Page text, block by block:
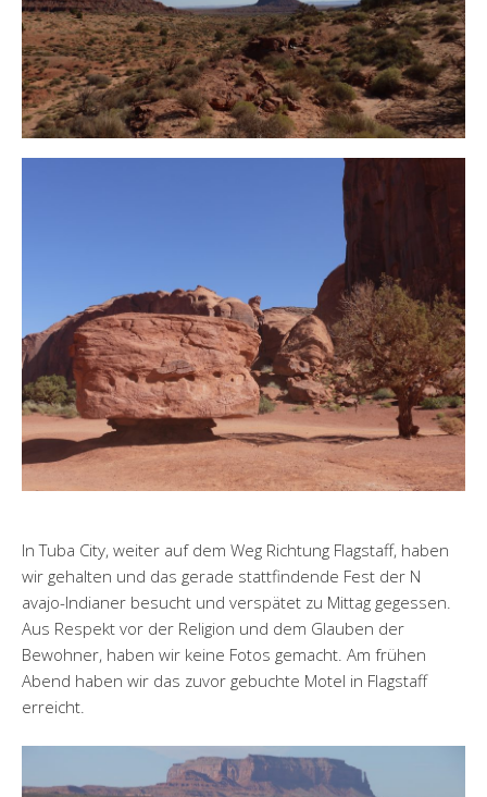
In Tuba City, weiter auf dem Weg Richtung Flagstaff, haben
wir gehalten und das gerade stattfindende Fest der N
avajo-Indianer besucht und verspätet zu Mittag gegessen.
Aus Respekt vor der Religion und dem Glauben der
Bewohner, haben wir keine Fotos gemacht. Am frühen
Abend haben wir das zuvor gebuchte Motel in Flagstaff
erreicht.